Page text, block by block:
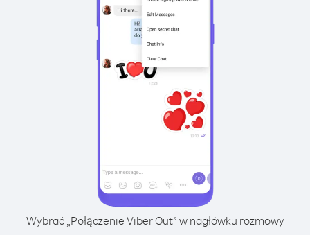
Wybrać „Połączenie Viber Out” w nagłówku rozmowy